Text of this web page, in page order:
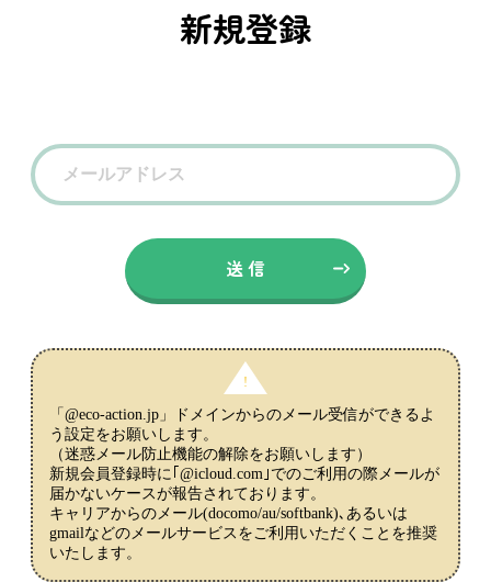
新規登録
「@eco-action.jp」ドメインからのメール受信ができるよ
う設定をお願いします。
（迷惑メール防止機能の解除をお願いします）
新規会員登録時に｢@icloud.com｣でのご利用の際メールが
届かないケースが報告されております。
キャリアからのメール(docomo/au/softbank)､あるいは
gmailなどのメールサービスをご利用いただくことを推奨
いたします。